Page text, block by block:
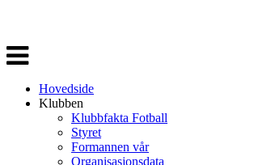
Veksle
navigasjon
Hovedside
Klubben
Klubbfakta Fotball
Styret
Formannen vår
Organisasjonsdata